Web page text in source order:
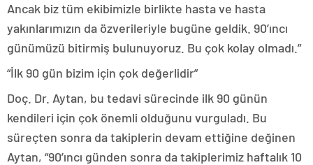
Ancak biz tüm ekibimizle birlikte hasta ve hasta
yakınlarımızın da özverileriyle bugüne geldik. 90’ıncı
günümüzü bitirmiş bulunuyoruz. Bu çok kolay olmadı.”
“İlk 90 gün bizim için çok değerlidir”
Doç. Dr. Aytan, bu tedavi sürecinde ilk 90 günün
kendileri için çok önemli olduğunu vurguladı. Bu
süreçten sonra da takiplerin devam ettiğine değinen
Aytan, “90’ıncı günden sonra da takiplerimiz haftalık 10